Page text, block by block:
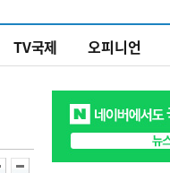
TV국제 오피니언